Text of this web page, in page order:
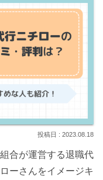
2023.08.18
合が運営する退職代
ーさんをイメージキ